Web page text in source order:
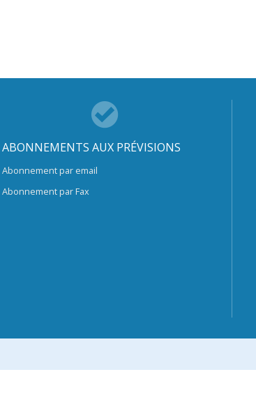
ABONNEMENTS AUX PRÉVISIONS
Abonnement par email
Abonnement par Fax